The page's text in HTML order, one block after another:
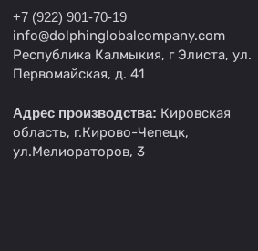
+7 (922) 901-70-19
info@dolphinglobalcompany.com
Республика Калмыкия, г Элиста, ул.
Первомайская, д. 41
Адрес производства: Кировская
область, г.Кирово-Чепецк,
ул.Мелиораторов, 3